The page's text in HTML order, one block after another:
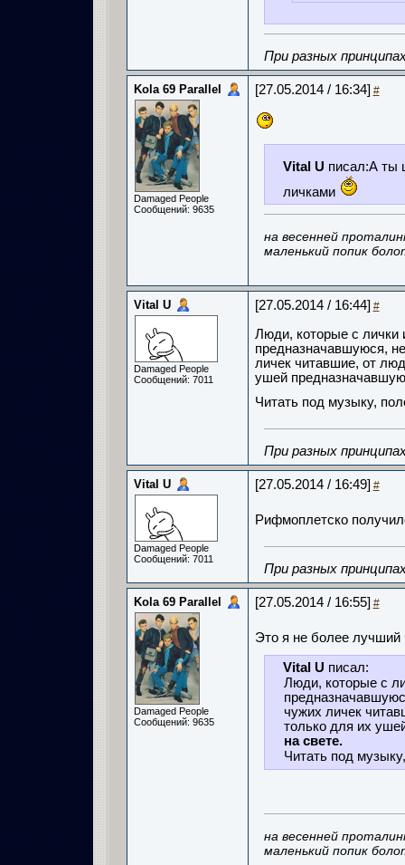
При разных
Kola 69 Parallel
Damaged People
Сообщений: 9635
[27.05.2014 / 16:34] #
Vital U писал:А ты
личками
на весенней
маленький попик
Vital U
Damaged People
Сообщений: 7011
[27.05.2014 / 16:44] #
Люди, которые с
предназначавшуюся,
личек читавшие, от
ушей
Читать под музыку,
При разных
Vital U
Damaged People
Сообщений: 7011
[27.05.2014 / 16:49] #
Рифмоплетско
При разных
Kola 69 Parallel
Damaged People
Сообщений: 9635
[27.05.2014 / 16:55] #
Это я не более лучший
Vital U писал:
Люди, которые с
чужих личек
только для их
на свете.
Читать под
на весенней
маленький попик